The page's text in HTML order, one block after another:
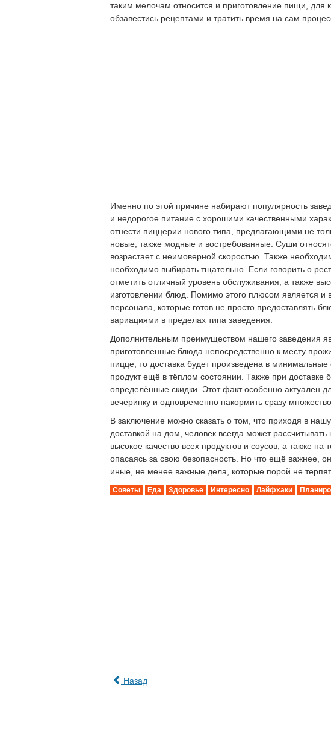
таким мелочам относится и приготовление пищи, для
обзавестись рецептами и тратить время на сам
Именно по этой причине набирают популярность
и недорогое питание с хорошими качественными
отнести пиццерии нового типа, предлагающими не
новые, также модные и востребованные. Суши
возрастает с неимоверной скоростью. Также
необходимо выбирать тщательно. Если говорить о
отметить отличный уровень обслуживания, а также
изготовлении блюд. Помимо этого плюсом является и
персонала, которые готов не просто предоставлять
вариациями в пределах типа заведения.
Дополнительным преимуществом нашего заведения
приготовленные блюда непосредственно к месту
пицце, то доставка будет произведена в
продукт ещё в тёплом состоянии. Также при доставке
определённые скидки. Этот факт особенно актуален
вечеринку и одновременно накормить сразу множество
В заключение можно сказать о том, что приходя в
доставкой на дом, человек всегда может
высокое качество всех продуктов и соусов, а также
опасаясь за свою безопасность. Но что ещё важнее,
иные, не менее важные дела, которые порой не терпят
Советы Еда Здоровье Интересно Лайфхаки
Назад